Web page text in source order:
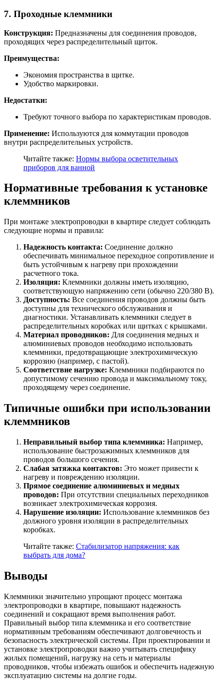
7. Проходные клеммники
Конструкция: Предназначены для соединения проводов,
проходящих через распределительный щиток.
Преимущества:
Экономия пространства в щитке.
Удобство маркировки.
Недостатки:
Требуют точного выбора по характеристикам проводов.
Применение: Используются для коммутации проводов
внутри распределительных устройств.
Читайте также: Нормы выбора осветительных
приборов для ванной
Нормативные требования к установке
клеммников
При монтаже электропроводки в квартире следует соблюдать
следующие нормы и правила:
Надежность контакта: Соединение должно
обеспечивать минимальное переходное сопротивление и
быть устойчивым к нагреву при прохождении
расчетного тока.
Изоляция: Клеммники должны иметь изоляцию,
соответствующую напряжению сети (обычно 220/380 В).
Доступность: Все соединения проводов должны быть
доступны для технического обслуживания и
диагностики. Устанавливать клеммники следует в
распределительных коробках или щитках с крышками.
Материал проводников: Для соединения медных и
алюминиевых проводов необходимо использовать
клеммники, предотвращающие электрохимическую
коррозию (например, с пастой).
Соответствие нагрузке: Клеммники подбираются по
допустимому сечению провода и максимальному току,
проходящему через соединение.
Типичные ошибки при использовании
клеммников
Неправильный выбор типа клеммника: Например,
использование быстрозажимных клеммников для
проводов большого сечения.
Слабая затяжка контактов: Это может привести к
нагреву и повреждению изоляции.
Прямое соединение алюминиевых и медных
проводов: При отсутствии специальных переходников
возникает электрохимическая коррозия.
Нарушение изоляции: Использование клеммников без
должного уровня изоляции в распределительных
коробках.
Читайте также: Стабилизатор напряжения: как
выбрать для дома?
Выводы
Клеммники значительно упрощают процесс монтажа
электропроводки в квартире, повышают надежность
соединений и сокращают время выполнения работ.
Правильный выбор типа клеммника и его соответствие
нормативным требованиям обеспечивают долговечность и
безопасность электрической системы. При проектировании и
установке электропроводки важно учитывать специфику
жилых помещений, нагрузку на сеть и материалы
проводников, чтобы избежать ошибок и обеспечить надежную
эксплуатацию системы на долгие годы.